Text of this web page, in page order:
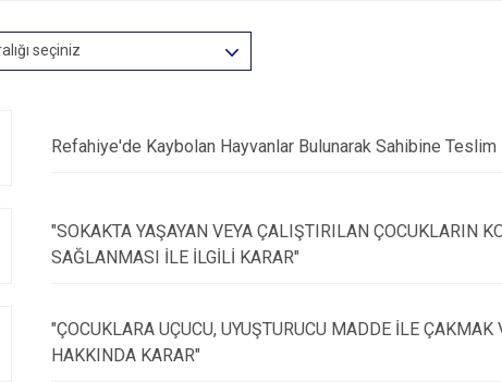
seçiniz
Refahiye'de Kaybolan Hayvanlar Bulunarak Sahibine
"SOKAKTA YAŞAYAN VEYA ÇALIŞTIRILAN ÇOCUKLARIN
SAĞLANMASI İLE İLGİLİ KARAR"
"ÇOCUKLARA UÇUCU, UYUŞTURUCU MADDE İLE
HAKKINDA KARAR"